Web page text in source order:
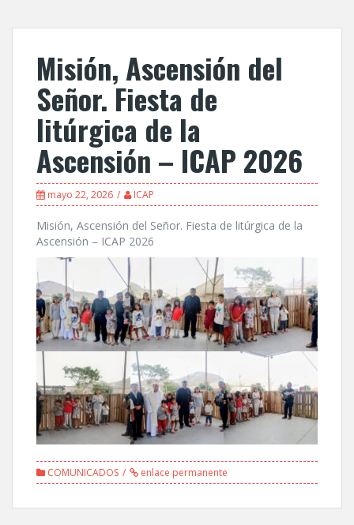
Misión, Ascensión del
Señor. Fiesta de
litúrgica de la
Ascensión – ICAP 2026
mayo 22, 2026 ICAP
Misión, Ascensión del Señor. Fiesta de litúrgica de la
Ascensión – ICAP 2026
COMUNICADOS enlace permanente